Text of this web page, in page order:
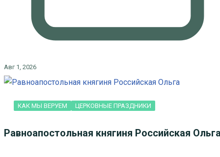
Авг 1, 2026
КАК МЫ ВЕРУЕМ ЦЕРКОВНЫЕ ПРАЗДНИКИ
Равноапостольная княгиня Российская